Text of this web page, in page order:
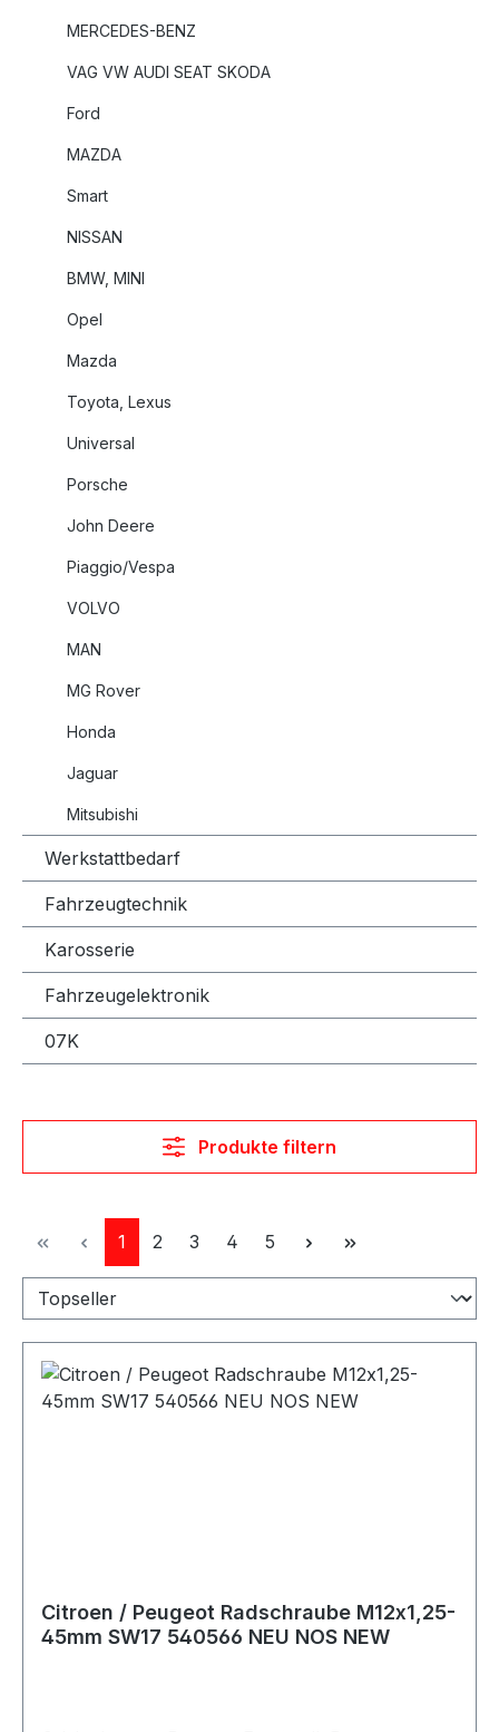
MERCEDES-BENZ
VAG VW AUDI SEAT SKODA
Ford
MAZDA
Smart
NISSAN
BMW, MINI
Opel
Mazda
Toyota, Lexus
Universal
Porsche
John Deere
Piaggio/Vespa
VOLVO
MAN
MG Rover
Honda
Jaguar
Mitsubishi
Werkstattbedarf
Fahrzeugtechnik
Karosserie
Fahrzeugelektronik
07K
Produkte filtern
Seite
1 Seite
2 Seite
3 Seite
4 Seite
5
Citroen / Peugeot Radschraube M12x1,25-
45mm SW17 540566 NEU NOS NEW